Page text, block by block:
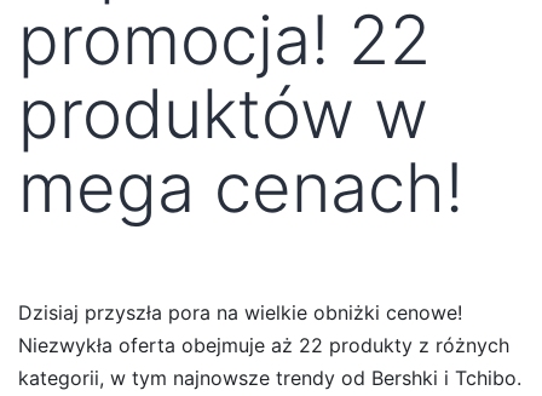
promocja! 22
produktów w
mega cenach!
Dzisiaj przyszła pora na wielkie obniżki cenowe!
Niezwykła oferta obejmuje aż 22 produkty z różnych
kategorii, w tym najnowsze trendy od Bershki i Tchibo.